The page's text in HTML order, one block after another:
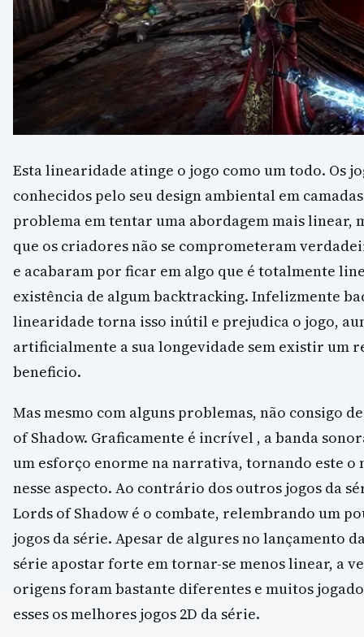
Esta linearidade atinge o jogo como um todo. Os
conhecidos pelo seu design ambiental em
problema em tentar uma abordagem mais linear,
que os criadores não se comprometeram
e acabaram por ficar em algo que é totalmente
existência de algum backtracking. Infelizmente
linearidade torna isso inútil e prejudica o jogo,
artificialmente a sua longevidade sem existir um
beneficio.
Mas mesmo com alguns problemas, não consigo
of Shadow. Graficamente é incrível , a banda
um esforço enorme na narrativa, tornando este o
nesse aspecto. Ao contrário dos outros jogos da
Lords of Shadow é o combate, relembrando um
jogos da série. Apesar de algures no lançamento
série apostar forte em tornar-se menos linear, a
origens foram bastante diferentes e muitos
esses os melhores jogos 2D da série.